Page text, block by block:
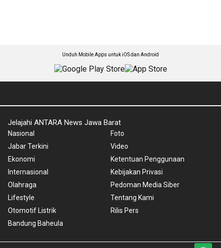
Unduh Mobile Apps untuk iOS dan Android
Jelajahi ANTARA News Jawa Barat
Nasional
Jabar Terkini
Ekonomi
Internasional
Olahraga
Lifestyle
Otomotif Listrik
Bandung Baheula
Foto
Video
Ketentuan Penggunaan
Kebijakan Privasi
Pedoman Media Siber
Tentang Kami
Rilis Pers